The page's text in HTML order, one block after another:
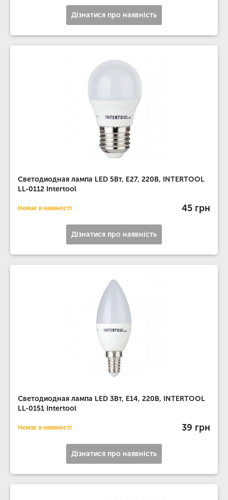
Дізнатися про наявність
Светодиодная лампа LED 5Вт, E27, 220В, INTERTOOL
LL-0112 Intertool
Немає в наявності 45 грн
Дізнатися про наявність
Светодиодная лампа LED 3Вт, E14, 220В, INTERTOOL
LL-0151 Intertool
Немає в наявності 39 грн
Дізнатися про наявність